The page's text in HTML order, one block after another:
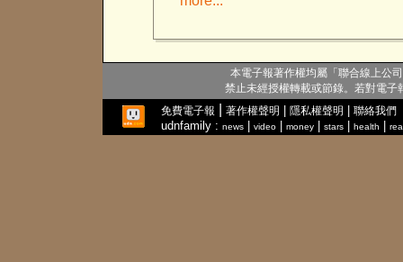
本電子報著作權均屬「聯合線上公
禁止未經授權轉載或節錄。若對電
免費電子報
著作權聲明 隱私權聲明 聯絡我們
udnfamily : news video money stars health